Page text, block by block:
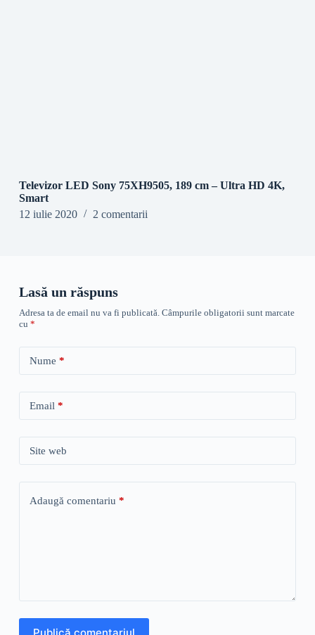
Televizor LED Sony 75XH9505, 189 cm – Ultra HD 4K,
Smart
12 iulie 2020
2 comentarii
Lasă un răspuns
Adresa ta de email nu va fi publicată. Câmpurile obligatorii sunt marcate
cu *
Nume *
Email *
Site web
Adaugă comentariu *